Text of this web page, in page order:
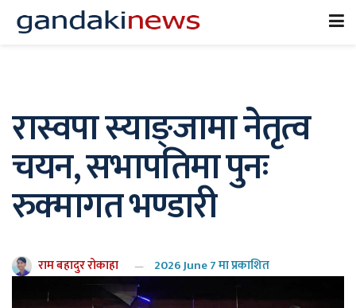
रास्वपा स्याङ्जामा नेतृत्व
चयन, सभापतिमा पुनः
रुक्मागत भण्डारी
राम बहादुर रोकाहा 2026 June 7 मा प्रकाशित